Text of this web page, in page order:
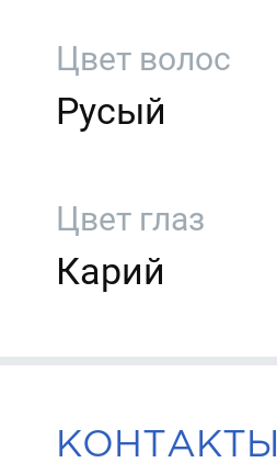
Цвет волос
Русый
Цвет глаз
Карий
КОНТАКТЫ